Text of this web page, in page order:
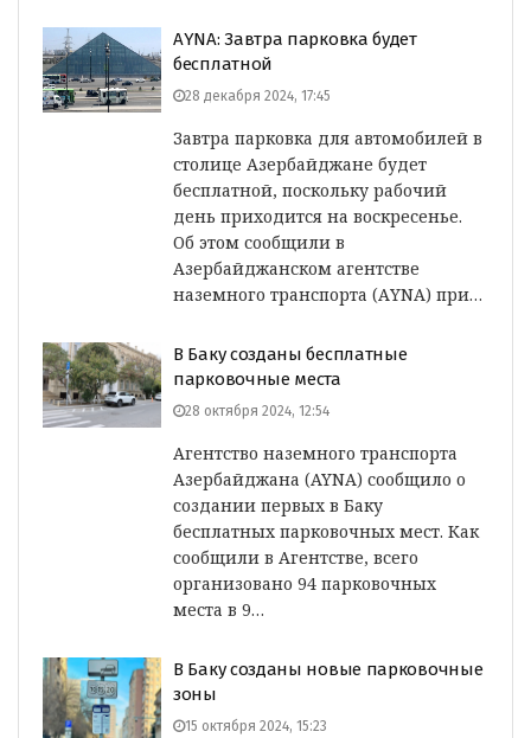
АYNA: Завтра парковка будет
бесплатной
28 декабря 2024, 17:45
Завтра парковка для автомобилей в
столице Азербайджане будет
бесплатной, поскольку рабочий
день приходится на воскресенье.
Об этом сообщили в
Азербайджанском агентстве
наземного транспорта (АYNA) при…
В Баку созданы бесплатные
парковочные места
28 октября 2024, 12:54
Агентство наземного транспорта
Азербайджана (AYNA) сообщило о
создании первых в Баку
бесплатных парковочных мест. Как
сообщили в Агентстве, всего
организовано 94 парковочных
места в 9…
В Баку созданы новые парковочные
зоны
15 октября 2024, 15:23